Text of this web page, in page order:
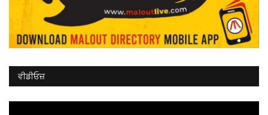
ਵੀਡੀਓਜ਼